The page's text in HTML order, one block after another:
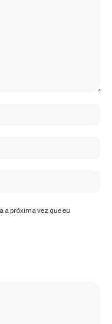
a próxima vez que eu